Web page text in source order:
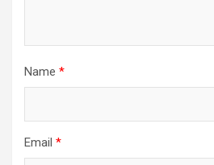
Name *
Email *